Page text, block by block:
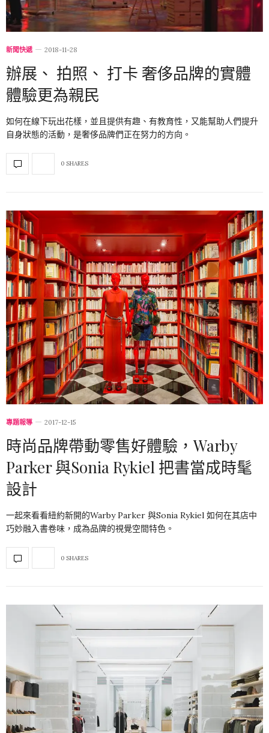
新聞快遞 2018-11-28
辦展、 拍照、 打卡 奢侈品牌的實體
體驗更為親民
如何在線下玩出花樣，並且提供有趣、有教育性，又能幫助人們提升
自身狀態的活動，是奢侈品牌們正在努力的方向。
0 SHARES
專題報導 2017-12-15
時尚品牌帶動零售好體驗，Warby
Parker 與Sonia Rykiel 把書當成時髦
設計
一起來看看紐約新開的Warby Parker 與Sonia Rykiel 如何在其店中
巧妙融入書卷味，成為品牌的視覺空間特色。
0 SHARES